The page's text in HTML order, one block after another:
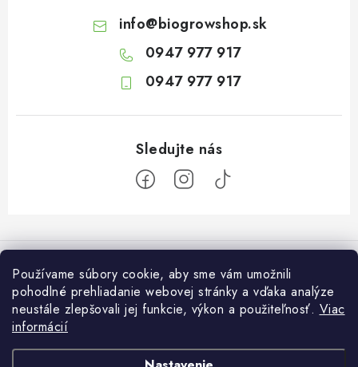
Používame súbory cookie, aby sme vám umožnili
pohodlné prehliadanie webovej stránky a vďaka analýze
neustále zlepšovali jej funkcie, výkon a použiteľnosť. Viac
informácií
info@biogrowshop.sk
0947 977 917
0947 977 917
á
O nás
Platba a dodanie
Podmienky ochrany osobných údajov
Otvaracie hodiny veľkosklad
Pondelok: 7:30 – 16:00
Utorok: 7:30 – 16:00